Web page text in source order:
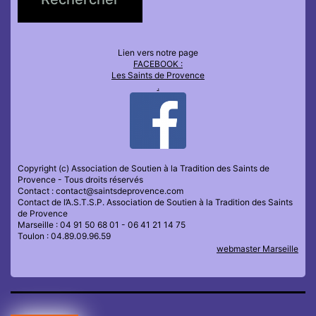
Lien vers notre page
FACEBOOK :
Les Saints de Provence
.
Copyright (c) Association de Soutien à la Tradition des Saints de
Provence - Tous droits réservés
Contact : contact@saintsdeprovence.com
Contact de l’A.S.T.S.P. Association de Soutien à la Tradition des Saints
de Provence
Marseille : 04 91 50 68 01 - 06 41 21 14 75
Toulon : 04.89.09.96.59
webmaster Marseille